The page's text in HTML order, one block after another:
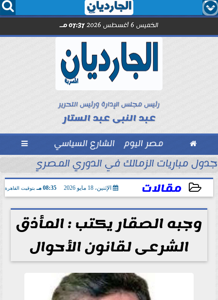
  
الخميس 6 أغسطس 2026 07:37 مـ
رئيس مجلس الإدارة ورئيس التحرير
عبد النبى عبد الستار
 مصر اليوم الشارع السياسي 
رسالة في نقد...
جدول مباريات الزمالك في الدوري المصري....
مقالات الإثنين، 18 مايو 2026 08:35 مـ بتوقيت القاهرة
2026-05-18 20:35:36
وجبه الصقار يكتب : المأذق
الشرعى لقانون الأحوال